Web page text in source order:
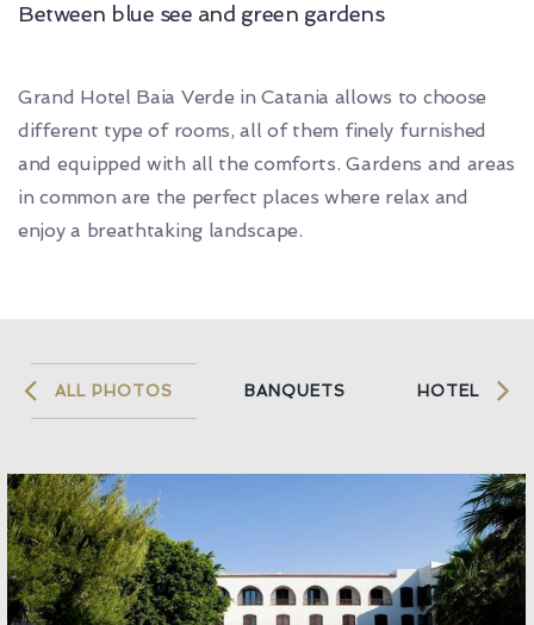
Between blue see and green gardens
Grand Hotel Baia Verde in Catania allows to choose
different type of rooms, all of them finely furnished
and equipped with all the comforts. Gardens and areas
in common are the perfect places where relax and
enjoy a breathtaking landscape.
ALL PHOTOS BANQUETS HOTEL
Hotel